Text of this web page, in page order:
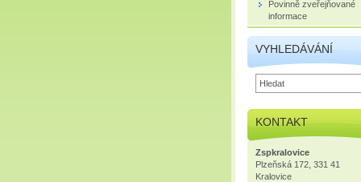
Povinně zveřejňované
informace
VYHLEDÁVÁNÍ
KONTAKT
Zspkralovice
Plzeňská 172, 331 41
Kralovice